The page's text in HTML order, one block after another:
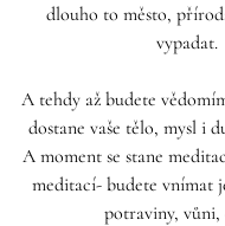
dlouho to město,
vypadat.
A tehdy až budete
dostane vaše tělo, mysl i
A moment se stane
meditací- budete vnímat
potraviny, vůni,